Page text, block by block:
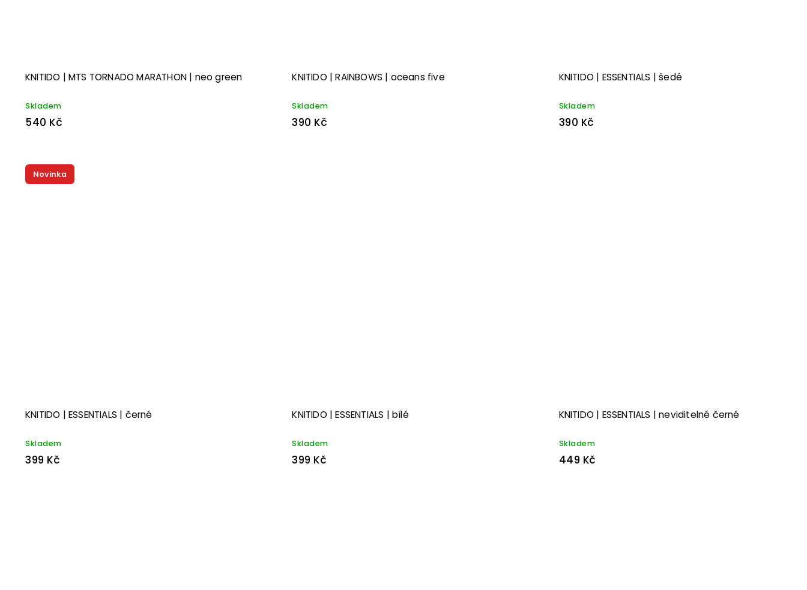
KNITIDO | MTS TORNADO MARATHON | neo green
Skladem
540 Kč
KNITIDO | RAINBOWS | oceans five
Skladem
390 Kč
KNITIDO | ESSENTIALS | šedé
Skladem
390 Kč
Novinka
KNITIDO | ESSENTIALS | černé
Skladem
399 Kč
KNITIDO | ESSENTIALS | bílé
Skladem
399 Kč
KNITIDO | ESSENTIALS | neviditelné černé
Skladem
449 Kč